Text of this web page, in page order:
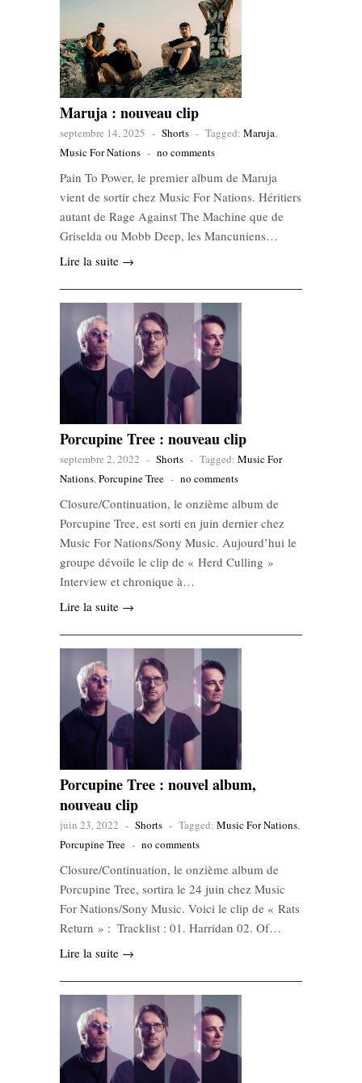
Maruja : nouveau clip
septembre 14, 2025 - Shorts - Tagged: Maruja,
Music For Nations - no comments
Pain To Power, le premier album de Maruja
vient de sortir chez Music For Nations. Héritiers
autant de Rage Against The Machine que de
Griselda ou Mobb Deep, les Mancuniens…
Lire la suite →
Porcupine Tree : nouveau clip
septembre 2, 2022 - Shorts - Tagged: Music For
Nations,Porcupine Tree - no comments
Closure/Continuation, le onzième album de
Porcupine Tree, est sorti en juin dernier chez
Music For Nations/Sony Music. Aujourd’hui le
groupe dévoile le clip de « Herd Culling »
Interview et chronique à…
Lire la suite →
Porcupine Tree : nouvel album,
nouveau clip
juin 23, 2022 - Shorts - Tagged: Music For Nations,
Porcupine Tree - no comments
Closure/Continuation, le onzième album de
Porcupine Tree, sortira le 24 juin chez Music
For Nations/Sony Music. Voici le clip de « Rats
Return » : Tracklist : 01. Harridan 02. Of…
Lire la suite →